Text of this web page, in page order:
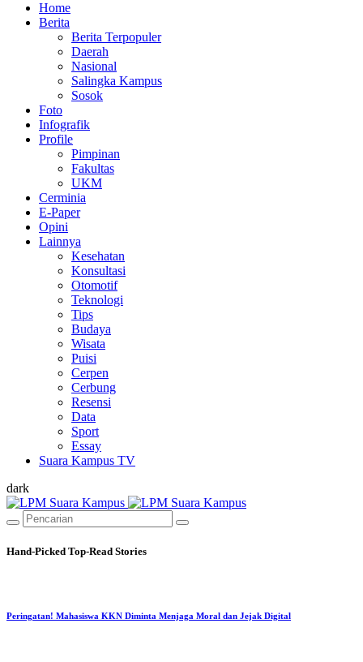
Home
Berita
Berita Terpopuler
Daerah
Nasional
Salingka Kampus
Sosok
Foto
Infografik
Profile
Pimpinan
Fakultas
UKM
Cerminia
E-Paper
Opini
Lainnya
Kesehatan
Konsultasi
Otomotif
Teknologi
Tips
Budaya
Wisata
Puisi
Cerpen
Cerbung
Resensi
Data
Sport
Essay
Suara Kampus TV
dark
Hand-Picked Top-Read Stories
Peringatan! Mahasiswa KKN Diminta Menjaga Moral dan Jejak Digital